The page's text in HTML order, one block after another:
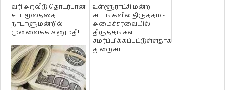
வரி அறவீடு தொடர்பான
சட்டமூலத்தை
நாடாளுமன்றில்
முன்வைக்க அனுமதி!
உள்ளூராட்சி மன்ற
சட்டங்களில் திருத்தம் -
அமைச்சரவையில்
திருத்தங்கள்
சமர்ப்பிக்கப்பட்டுள்ளதாக
துறைசா...